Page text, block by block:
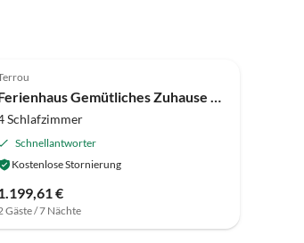
Ferienhaus Gemütliches Zuhause mit malerischer Aussicht
Schlafzimmer
Schnellantworter
Kostenlose Stornierung
€
Gäste / 7 Nächte